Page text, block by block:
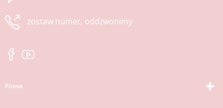
zostaw numer, oddzwonimy
Firma